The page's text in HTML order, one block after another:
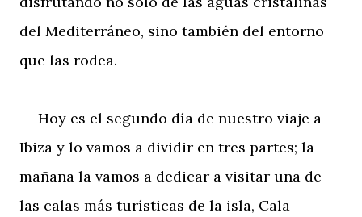
del Mediterráneo, sino también del entorno
que las rodea.
Hoy es el segundo día de nuestro viaje a
Ibiza y lo vamos a dividir en tres partes; la
mañana la vamos a dedicar a visitar una de
las calas más turísticas de la isla, Cala